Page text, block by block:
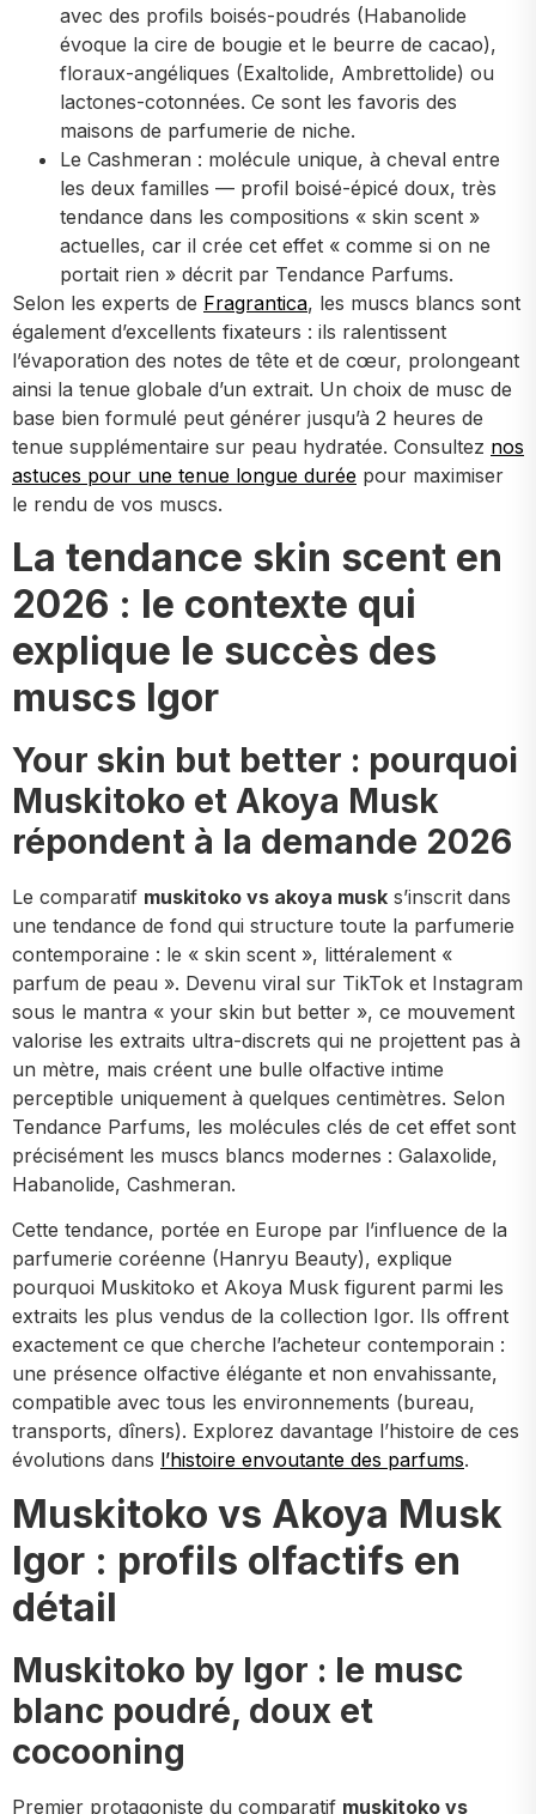
avec des profils boisés-poudrés (Habanolide
évoque la cire de bougie et le beurre de cacao),
floraux-angéliques (Exaltolide, Ambrettolide) ou
lactones-cotonnées. Ce sont les favoris des
maisons de parfumerie de niche.
Le Cashmeran : molécule unique, à cheval entre
les deux familles — profil boisé-épicé doux, très
tendance dans les compositions « skin scent »
actuelles, car il crée cet effet « comme si on ne
portait rien » décrit par Tendance Parfums.
Selon les experts de Fragrantica, les muscs blancs sont
également d’excellents fixateurs : ils ralentissent
l’évaporation des notes de tête et de cœur, prolongeant
ainsi la tenue globale d’un extrait. Un choix de musc de
base bien formulé peut générer jusqu’à 2 heures de
tenue supplémentaire sur peau hydratée. Consultez nos
astuces pour une tenue longue durée pour maximiser
le rendu de vos muscs.
La tendance skin scent en
2026 : le contexte qui
explique le succès des
muscs Igor
Your skin but better : pourquoi
Muskitoko et Akoya Musk
répondent à la demande 2026
Le comparatif muskitoko vs akoya musk s’inscrit dans
une tendance de fond qui structure toute la parfumerie
contemporaine : le « skin scent », littéralement «
parfum de peau ». Devenu viral sur TikTok et Instagram
sous le mantra « your skin but better », ce mouvement
valorise les extraits ultra-discrets qui ne projettent pas à
un mètre, mais créent une bulle olfactive intime
perceptible uniquement à quelques centimètres. Selon
Tendance Parfums, les molécules clés de cet effet sont
précisément les muscs blancs modernes : Galaxolide,
Habanolide, Cashmeran.
Cette tendance, portée en Europe par l’influence de la
parfumerie coréenne (Hanryu Beauty), explique
pourquoi Muskitoko et Akoya Musk figurent parmi les
extraits les plus vendus de la collection Igor. Ils offrent
exactement ce que cherche l’acheteur contemporain :
une présence olfactive élégante et non envahissante,
compatible avec tous les environnements (bureau,
transports, dîners). Explorez davantage l’histoire de ces
évolutions dans l’histoire envoutante des parfums.
Muskitoko vs Akoya Musk
Igor : profils olfactifs en
détail
Muskitoko by Igor : le musc
blanc poudré, doux et
cocooning
Premier protagoniste du comparatif muskitoko vs